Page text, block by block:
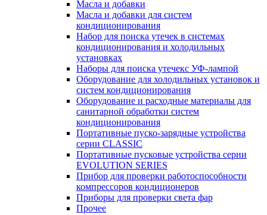
Масла и добавки
Масла и добавки для систем
кондиционирования
Набор для поиска утечек в системах
кондиционирования и холодильных
установках
Наборы для поиска утечекс УФ-лампой
Оборудование для холодильных установок и
систем кондиционирования
Оборудование и расходные материалы для
санитарной обработки систем
кондиционирования
Портативные пуско-зарядные устройства
серии CLASSIC
Портативные пусковые устройства серии
EVOLUTION SERIES
Прибор для проверки работоспособности
компрессоров кондиционеров
Приборы для проверки света фар
Прочее